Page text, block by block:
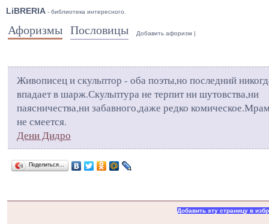
LiBRERIA - библиотека интересного.
Афоризмы Пословицы Добавить афоризм |
Живописец и скульптор - оба поэты,но последний
впадает в шарж.Скульптура не терпит ни шутовства,ни
паясничества,ни забавного,даже редко
не смеется.
Дени Дидро
Поделиться…
Добавить эту страницу в